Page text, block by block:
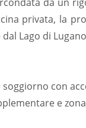
privata, la
Lago di
soggiorno con
e